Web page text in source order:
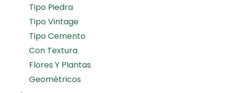
Tipo Piedra
Tipo Vintage
Tipo Cemento
Con Textura
Flores Y Plantas
Geométricos